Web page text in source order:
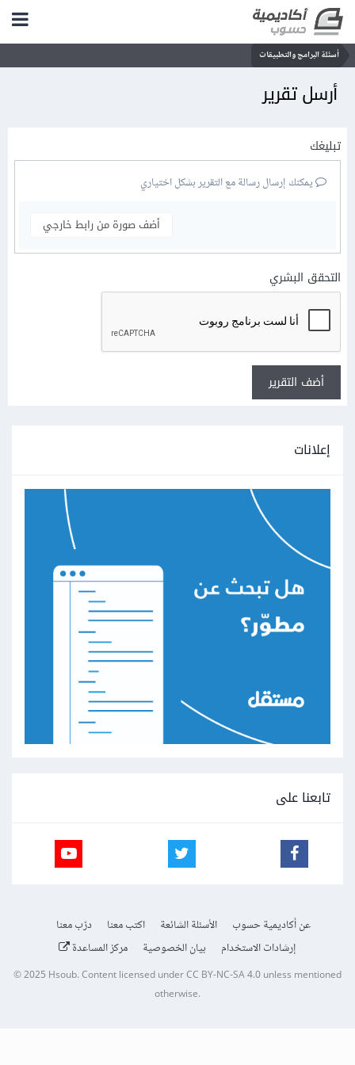
أسئلة البرامج والتطبيقات
أرسل تقرير
تبليغك
يمكنك إرسال رسالة مع التقرير بشكل اختياري
أضف صورة من رابط خارجي
التحقق البشري
أضف التقرير
إعلانات
تابعنا على
عن أكاديمية حسوب الأسئلة الشائعة اكتب معنا
درّب معنا
إرشادات الاستخدام
بيان الخصوصية مركز المساعدة
© 2025 Hsoub.Content licensed underCC BY-NC-SA 4.0unless mentioned
otherwise.